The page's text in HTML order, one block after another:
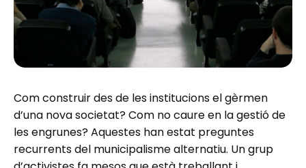
Com construir des de les institucions el gèrmen
d’una nova societat? Com no caure en la gestió de
les engrunes? Aquestes han estat preguntes
recurrents del municipalisme alternatiu. Un grup